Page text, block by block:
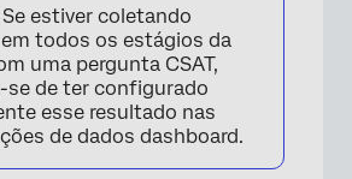
Se estiver coletando
todos os estágios da
uma pergunta CSAT,
de ter configurado
esse resultado nas
de dados dashboard.